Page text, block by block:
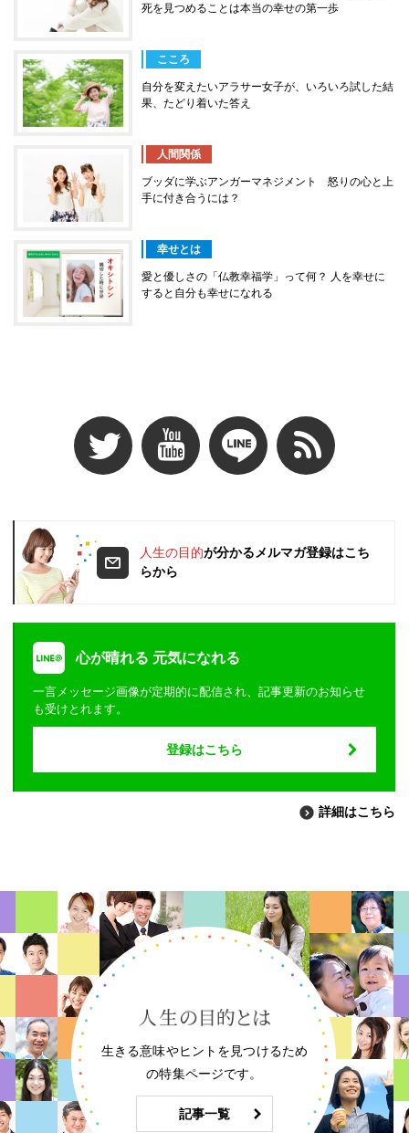
死を見つめることは本当の幸せの第一歩
こころ
自分を変えたいアラサー女子が、いろいろ試した結
果、たどり着いた答え
人間関係
ブッダに学ぶアンガーマネジメント 怒りの心と上
手に付き合うには？
幸せとは
愛と優しさの「仏教幸福学」って何？ 人を幸せに
すると自分も幸せになれる
人生の目的が分かるメルマガ登録はこち
らから
心が晴れる 元気になれる
一言メッセージ画像が定期的に配信され、記事更新のお知らせ
も受けとれます。
登録はこちら
詳細はこちら
生きる意味やヒントを見つけるため
の特集ページです。
記事一覧